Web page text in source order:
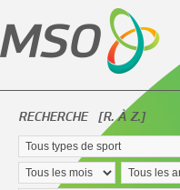
RECHERCHE [R. À Z.]